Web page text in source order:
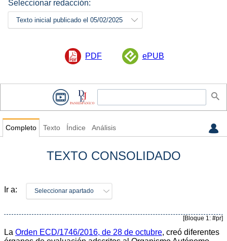
Seleccionar redacción:
Texto inicial publicado el 05/02/2025
PDF ePUB
Completo Texto Índice Análisis
TEXTO CONSOLIDADO
Ir a: Seleccionar apartado
[Bloque 1: #pr]
La Orden ECD/1746/2016, de 28 de octubre, creó diferentes